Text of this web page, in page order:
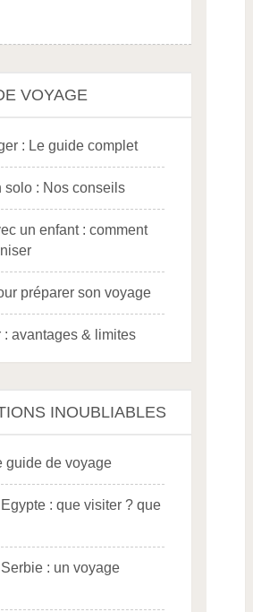
VOYAGE
: Le guide complet
solo : Nos conseils
un enfant : comment
préparer son voyage
: avantages & limites
INOUBLIABLES
guide de voyage
: que visiter ? que
: un voyage